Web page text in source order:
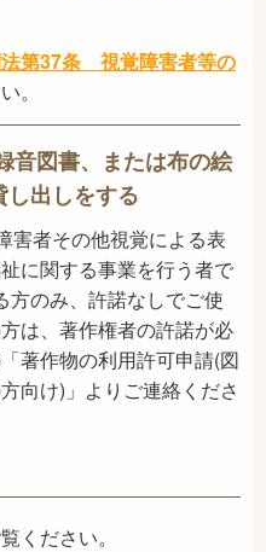
第37条 視覚障害者等の
。
音図書、または布の絵
出しをする
害者その他視覚による表
に関する事業を行う者で
方のみ、許諾なしでご使
は、著作権者の許諾が必
著作物の利用許可申請(図
向け)」よりご連絡くださ
ください。